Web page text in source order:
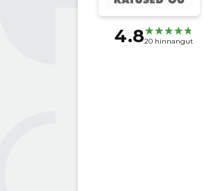
4.820 hinnangut